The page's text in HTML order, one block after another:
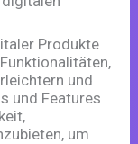
Produkte
und
und Features
um